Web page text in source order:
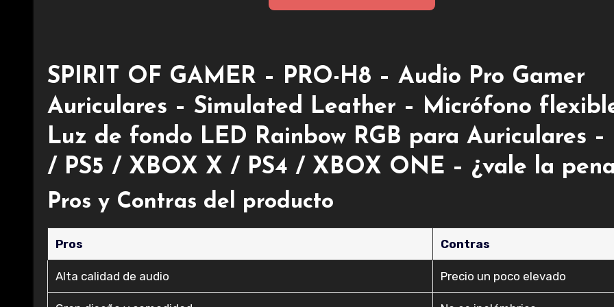
SPIRIT OF GAMER – PRO-H8 – Audio Pro Gamer
Auriculares – Simulated Leather – Micrófono
Luz de fondo LED Rainbow RGB para Auriculares –
/ PS5 / XBOX X / PS4 / XBOX ONE – ¿vale la
Pros y Contras del producto
Pros Contras
Alta calidad de audio Precio un poco elevado